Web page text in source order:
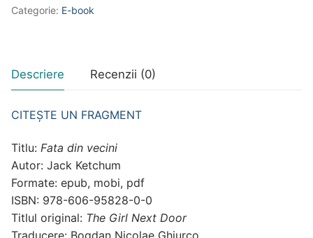
de
(mobi,
Categorie: E-book
Descriere Recenzii (0)
CITEȘTE UN FRAGMENT
Titlu: Fata din vecini
Autor: Jack Ketchum
Formate: epub, mobi, pdf
ISBN: 978-606-95828-0-0
Titlul original: The Girl Next Door